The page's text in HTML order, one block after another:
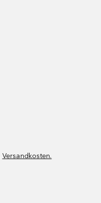
Versandkosten.